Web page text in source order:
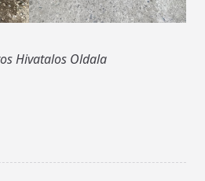
Hivatalos Oldala